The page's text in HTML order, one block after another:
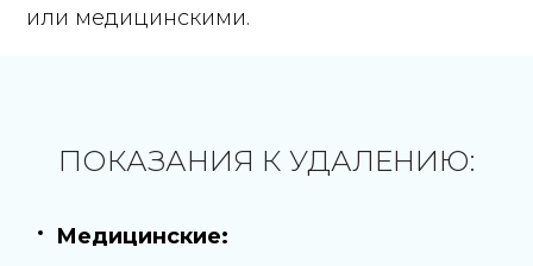
или медицинскими.
ПОКАЗАНИЯ К УДАЛЕНИЮ:
Медицинские: